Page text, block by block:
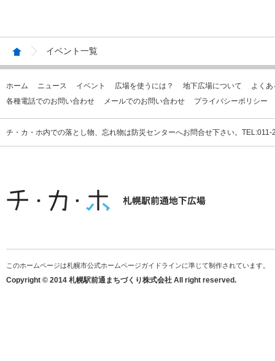
イベント一覧
ホーム ニュース イベント 広場を使うには？ 地下広場について
よく
各種電話でのお問い合わせ
メールでのお問い合わせ プライバシーポリシー
チ・カ・ホ内での落とし物、忘れ物は防災センターへお問合せ下さい。
このホームページは札幌市公式ホームページガイドラインに準じて制作されています。
Copyright © 2014 札幌駅前通まちづくり株式会社 All right reserved.